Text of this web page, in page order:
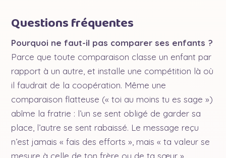
Questions fréquentes
Pourquoi ne faut-il pas comparer ses enfants ?
Parce que toute comparaison classe un enfant par
rapport à un autre, et installe une compétition là où
il faudrait de la coopération. Même une
comparaison flatteuse (« toi au moins tu es sage »)
abîme la fratrie : l’un se sent obligé de garder sa
place, l’autre se sent rabaissé. Le message reçu
n’est jamais « fais des efforts », mais « ta valeur se
mesure à celle de ton frère ou de ta sœur ».